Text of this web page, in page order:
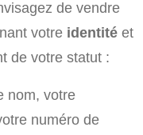
de vendre
votre identité et
de votre statut :
nom, votre
numéro de